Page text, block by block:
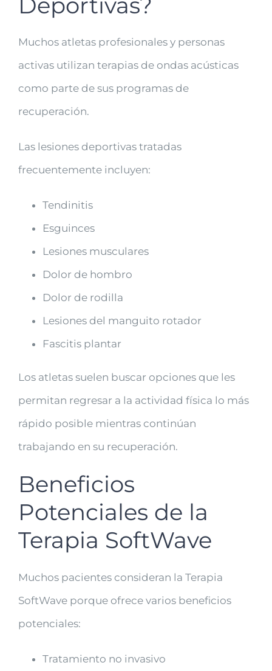
Muchos atletas profesionales y personas
activas utilizan terapias de ondas acústicas
como parte de sus programas de
recuperación.
Las lesiones deportivas tratadas
frecuentemente incluyen:
Tendinitis
Esguinces
Lesiones musculares
Dolor de hombro
Dolor de rodilla
Lesiones del manguito rotador
Fascitis plantar
Los atletas suelen buscar opciones que les
permitan regresar a la actividad física lo más
rápido posible mientras continúan
trabajando en su recuperación.
Beneficios
Potenciales de la
Terapia SoftWave
Muchos pacientes consideran la Terapia
SoftWave porque ofrece varios beneficios
potenciales:
Tratamiento no invasivo